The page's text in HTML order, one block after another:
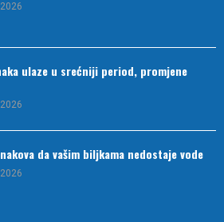
ulaze u srećniji period, promjene
da vašim biljkama nedostaje vode